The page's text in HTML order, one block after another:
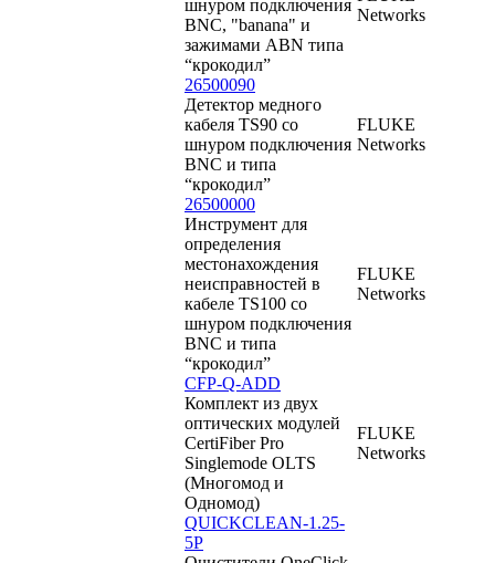
шнуром подключения
BNC, "banana" и
зажимами ABN типа
“крокодил”
Networks
26500090
Детектор медного
кабеля TS90 со
шнуром подключения
BNC и типа
“крокодил”
FLUKE
Networks
26500000
Инструмент для
определения
местонахождения
неисправностей в
кабеле TS100 со
шнуром подключения
BNC и типа
“крокодил”
FLUKE
Networks
CFP-Q-ADD
Комплект из двух
оптических модулей
CertiFiber Pro
Singlemode OLTS
(Многомод и
Одномод)
FLUKE
Networks
QUICKCLEAN-1.25-
5P